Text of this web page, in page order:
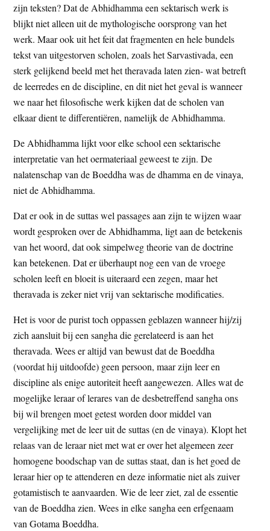
zijn teksten? Dat de Abhidhamma een sektarisch werk is
blijkt niet alleen uit de mythologische oorsprong van het
werk. Maar ook uit het feit dat fragmenten en hele bundels
tekst van uitgestorven scholen, zoals het Sarvastivada, een
sterk gelijkend beeld met het theravada laten zien- wat betreft
de leerredes en de discipline, en dit niet het geval is wanneer
we naar het filosofische werk kijken dat de scholen van
elkaar dient te differentiëren, namelijk de Abhidhamma.
De Abhidhamma lijkt voor elke school een sektarische
interpretatie van het oermateriaal geweest te zijn. De
nalatenschap van de Boeddha was de dhamma en de vinaya,
niet de Abhidhamma.
Dat er ook in de suttas wel passages aan zijn te wijzen waar
wordt gesproken over de Abhidhamma, ligt aan de betekenis
van het woord, dat ook simpelweg theorie van de doctrine
kan betekenen. Dat er überhaupt nog een van de vroege
scholen leeft en bloeit is uiteraard een zegen, maar het
theravada is zeker niet vrij van sektarische modificaties.
Het is voor de purist toch oppassen geblazen wanneer hij/zij
zich aansluit bij een sangha die gerelateerd is aan het
theravada. Wees er altijd van bewust dat de Boeddha
(voordat hij uitdoofde) geen persoon, maar zijn leer en
discipline als enige autoriteit heeft aangewezen. Alles wat de
mogelijke leraar of lerares van de desbetreffend sangha ons
bij wil brengen moet getest worden door middel van
vergelijking met de leer uit de suttas (en de vinaya). Klopt het
relaas van de leraar niet met wat er over het algemeen zeer
homogene boodschap van de suttas staat, dan is het goed de
leraar hier op te attenderen en deze informatie niet als zuiver
gotamistisch te aanvaarden. Wie de leer ziet, zal de essentie
van de Boeddha zien. Wees in elke sangha een erfgenaam
van Gotama Boeddha.